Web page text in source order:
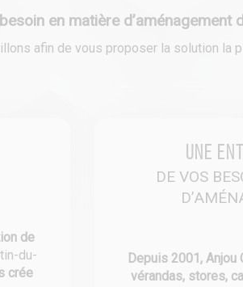
en matière d’aménagement
afin de vous proposer la solution la
de
du-
crée
Une
DE VOS
Depuis 2001,
vérandas, stores,